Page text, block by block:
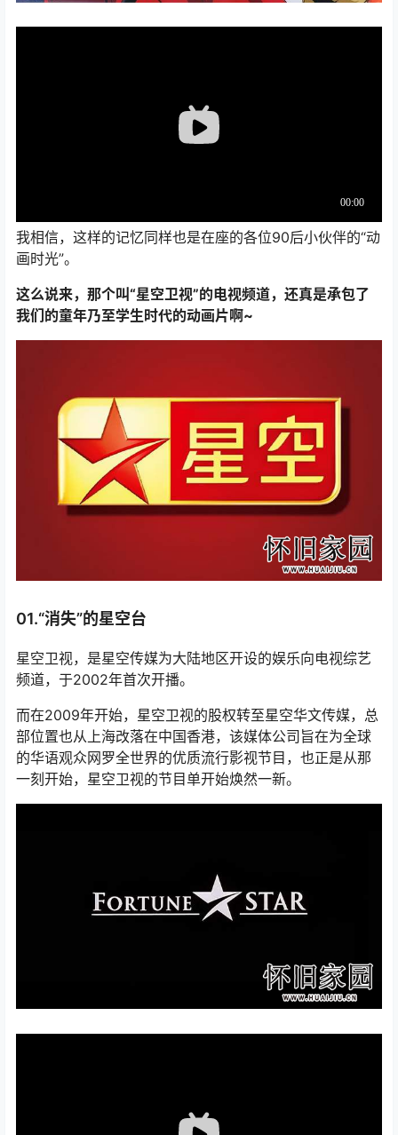
我相信，这样的记忆同样也是在座的各位90后小伙伴的“动
画时光”。
这么说来，那个叫“星空卫视”的电视频道，还真是承包了
我们的童年乃至学生时代的动画片啊~
01.“消失”的星空台
星空卫视，是星空传媒为大陆地区开设的娱乐向电视综艺
频道，于2002年首次开播。
而在2009年开始，星空卫视的股权转至星空华文传媒，总
部位置也从上海改落在中国香港，该媒体公司旨在为全球
的华语观众网罗全世界的优质流行影视节目，也正是从那
一刻开始，星空卫视的节目单开始焕然一新。